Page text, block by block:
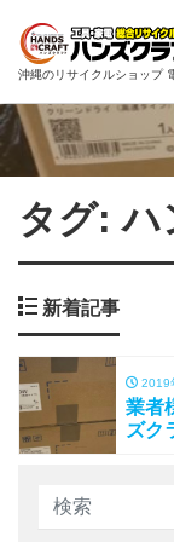
沖縄のリサイクルショップ
タグ:ハ
新着記事
2019
業者
ズク